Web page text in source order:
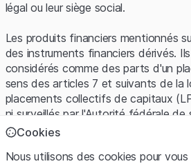
légal ou leur siège social.
Les produits financiers mentionnés
des instruments financiers dérivés.
considérés comme des parts d'un
sens des articles 7 et suivants de la
placements collectifs de capitaux
ni surveillés par l'Autorité fédérale de
marchés financiers (FINMA) ni
protection spécifique des
Cookies
Nous utilisons des cookies pour